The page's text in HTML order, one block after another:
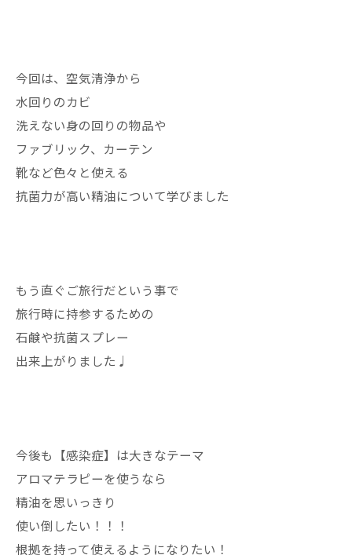
今回は、空気清浄から
水回りのカビ
洗えない身の回りの物品や
ファブリック、カーテン
靴など色々と使える
抗菌力が高い精油について学びました
もう直ぐご旅行だという事で
旅行時に持参するための
石鹸や抗菌スプレー
出来上がりました♩
今後も【感染症】は大きなテーマ
アロマテラピーを使うなら
精油を思いっきり
使い倒したい！！！
根拠を持って使えるようになりたい！